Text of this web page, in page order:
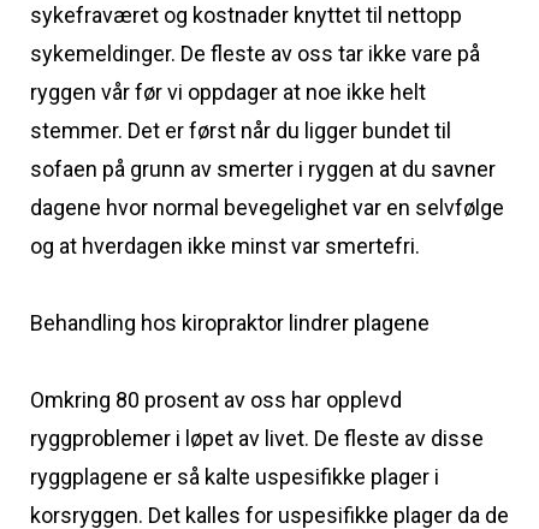
sykefraværet og kostnader knyttet til nettopp
sykemeldinger. De fleste av oss tar ikke vare på
ryggen vår før vi oppdager at noe ikke helt
stemmer. Det er først når du ligger bundet til
sofaen på grunn av smerter i ryggen at du savner
dagene hvor normal bevegelighet var en selvfølge
og at hverdagen ikke minst var smertefri.
Behandling hos kiropraktor lindrer plagene
Omkring 80 prosent av oss har opplevd
ryggproblemer i løpet av livet. De fleste av disse
ryggplagene er så kalte uspesifikke plager i
korsryggen. Det kalles for uspesifikke plager da de